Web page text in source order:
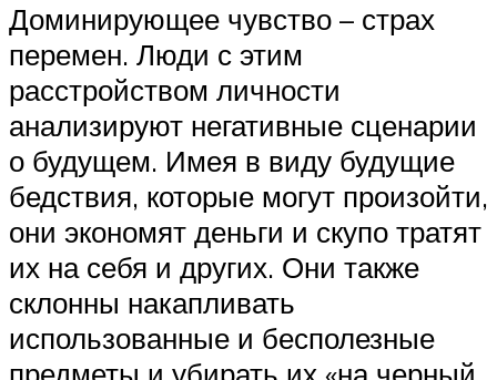
Доминирующее чувство – страх
перемен. Люди с этим
расстройством личности
анализируют негативные сценарии
о будущем. Имея в виду будущие
бедствия, которые могут произойти,
они экономят деньги и скупо тратят
их на себя и других. Они также
склонны накапливать
использованные и бесполезные